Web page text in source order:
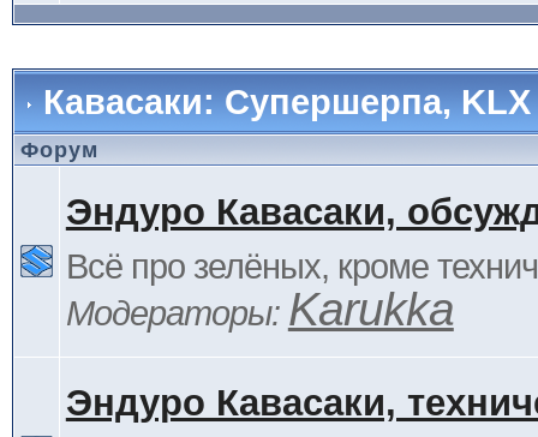
Кавасаки: Супершерпа,
Форум
Эндуро Кавасаки,
Всё про зелёных, кроме
Модераторы: Karukka
Эндуро Кавасаки,